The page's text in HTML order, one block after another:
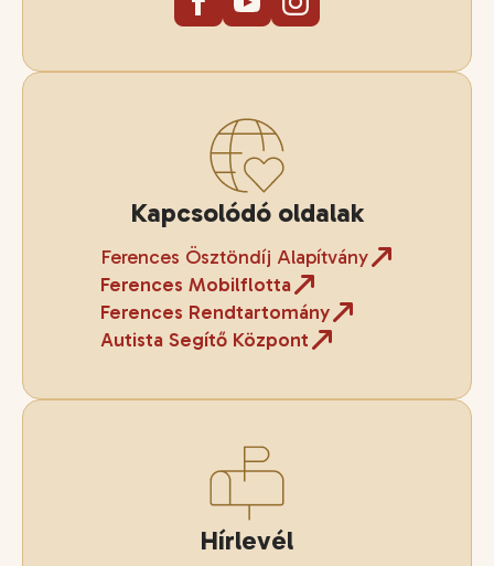
Kapcsolódó oldalak
Ferences Ösztöndíj Alapítvány
Ferences Mobilflotta
Ferences Rendtartomány
Autista Segítő Központ
Hírlevél